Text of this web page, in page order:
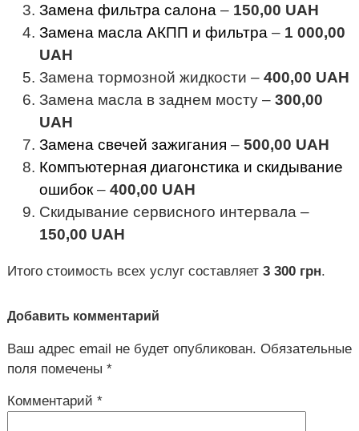
Замена фильтра салона –150,00 UAH
Замена масла АКПП и фильтра – 1 000,00
UAH
Замена тормозной жидкости – 400,00 UAH
Замена масла в заднем мосту – 300,00
UAH
Замена свечей зажигания – 500,00 UAH
Компъютерная диагонстика и скидывание
ошибок– 400,00 UAH
Скидывание сервисного интервала –
150,00 UAH
Итого стоимость всех услуг составляет 3 300 грн.
Добавить комментарий
Ваш адрес email не будет опубликован. Обязательные
поля помечены *
Комментарий *